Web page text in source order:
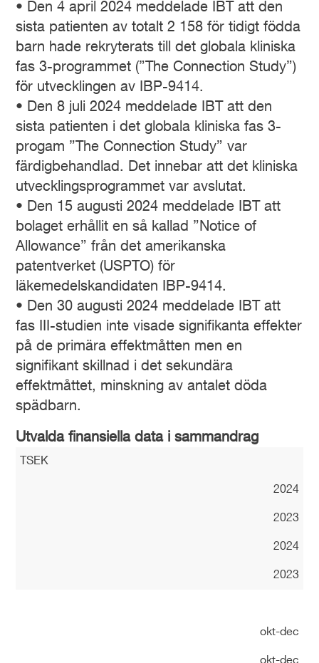
• Den 4 april 2024 meddelade IBT att den
sista patienten av totalt 2 158 för tidigt födda
barn hade rekryterats till det globala kliniska
fas 3-programmet (”The Connection Study”)
för utvecklingen av IBP-9414.
• Den 8 juli 2024 meddelade IBT att den
sista patienten i det globala kliniska fas 3-
progam ”The Connection Study” var
färdigbehandlad. Det innebar att det kliniska
utvecklingsprogrammet var avslutat.
• Den 15 augusti 2024 meddelade IBT att
bolaget erhållit en så kallad ”Notice of
Allowance” från det amerikanska
patentverket (USPTO) för
läkemedelskandidaten IBP-9414.
• Den 30 augusti 2024 meddelade IBT att
fas III-studien inte visade signifikanta effekter
på de primära effektmåtten men en
signifikant skillnad i det sekundära
effektmåttet, minskning av antalet döda
spädbarn.
Utvalda finansiella data i sammandrag
TSEK
2024
2023
2024
2023
okt-dec
okt-dec